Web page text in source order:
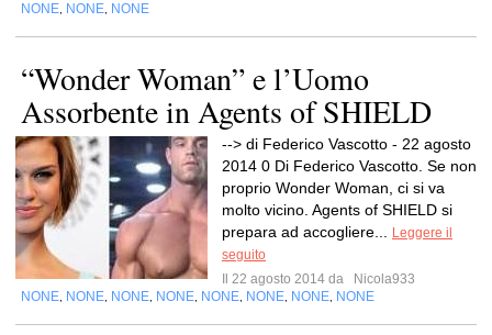
NONE NONE NONE
“Wonder Woman” e l’Uomo
Assorbente in Agents of SHIELD
--> di Federico Vascotto - 22 agosto
2014 0 Di Federico Vascotto. Se non
proprio Wonder Woman, ci si va
molto vicino. Agents of SHIELD si
prepara ad accogliere...
Leggere il
seguito
Il 22 agosto 2014 da
Nicola933
NONE NONE NONE NONE NONE NONE NONE NONE